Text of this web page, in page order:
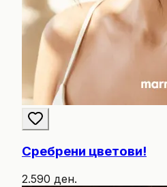
Сребрени цветови!
2.590 ден.